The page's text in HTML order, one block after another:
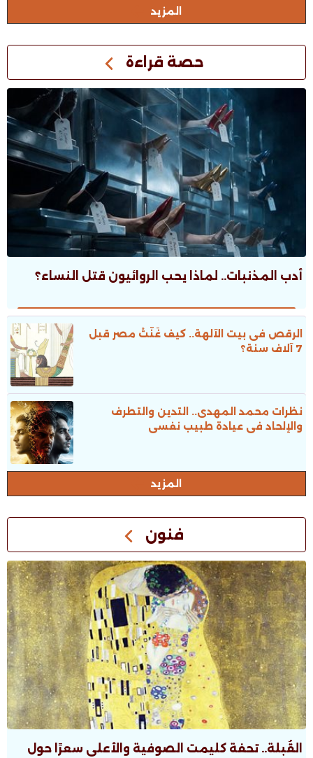
المزيد
حصة قراءة
أدب المذنبات.. لماذا يحب الروائيون قتل النساء؟
الرقص فى بيت الآلهة.. كيف غَنَّتْ مصر قبل
7 آلاف سنة؟
نظرات محمد المهدى.. التدين والتطرف
والإلحاد فى عيادة طبيب نفسى
المزيد
فنون
القُبلة.. تحفة كليمت الصوفية والأعلى سعرًا حول